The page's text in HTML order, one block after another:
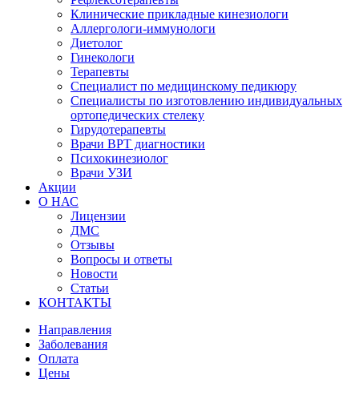
Клинические прикладные кинезиологи
Аллергологи-иммунологи
Диетолог
Гинекологи
Терапевты
Специалист по медицинскому педикюру
Специалисты по изготовлению индивидуальных
ортопедических стелеку
Гирудотерапевты
Врачи ВРТ диагностики
Психокинезиолог
Врачи УЗИ
Акции
О НАС
Лицензии
ДМС
Отзывы
Вопросы и ответы
Новости
Статьи
КОНТАКТЫ
Направления
Заболевания
Оплата
Цены